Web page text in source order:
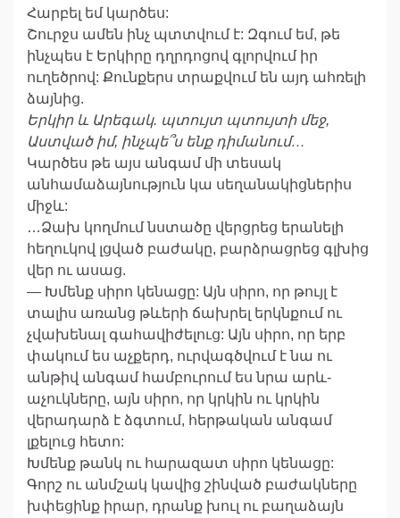
Հարբել եմ կարծես:
Շուրջս ամեն ինչ պտտվում է: Զգում եմ, թե
ինչպես է Երկիրը դղրդոցով գլորվում իր
ուղեծրով: Քունքերս տրաքվում են այդ ահռելի
ձայնից.
Երկիր և Արեգակ. պտույտ պտույտի մեջ,
Աստված իմ, ինչպե՞ս ենք դիմանում…
Կարծես թե այս անգամ մի տեսակ
անհամաձայնություն կա սեղանակիցներիս
միջև:
…Ձախ կողմում նստածը վերցրեց երանելի
հեղուկով լցված բաժակը, բարձրացրեց գլխից
վեր ու ասաց.
— Խմենք սիրո կենացը: Այն սիրո, որ թույլ է
տալիս առանց թևերի ճախրել երկնքում ու
չվախենալ գահավիժելուց: Այն սիրո, որ երբ
փակում ես աչքերդ, ուրվագծվում է նա ու
անթիվ անգամ համբուրում ես նրա արև-
աչուկները, այն սիրո, որ կրկին ու կրկին
վերադարձ է ձգտում, հերթական անգամ
լքելուց հետո:
Խմենք թանկ ու հարազատ սիրո կենացը:
Գորշ ու անմշակ կավից շինված բաժակները
խփեցինք իրար, դրանք խուլ ու բաղաձայն